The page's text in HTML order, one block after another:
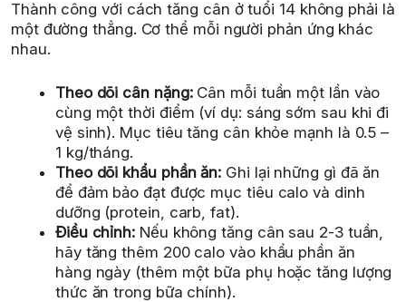
Thành công với cách tăng cân ở tuổi 14 không phải là
một đường thẳng. Cơ thể mỗi người phản ứng khác
nhau.
Theo dõi cân nặng:Cân mỗi tuần một lần vào
cùng một thời điểm (ví dụ: sáng sớm sau khi đi
vệ sinh). Mục tiêu tăng cân khỏe mạnh là 0.5 –
1 kg/tháng.
Theo dõi khẩu phần ăn: Ghi lại những gì đã ăn
để đảm bảo đạt được mục tiêu calo và dinh
dưỡng (protein, carb, fat).
Điều chỉnh: Nếu không tăng cân sau 2-3 tuần,
hãy tăng thêm 200 calo vào khẩu phần ăn
hàng ngày (thêm một bữa phụ hoặc tăng lượng
thức ăn trong bữa chính).